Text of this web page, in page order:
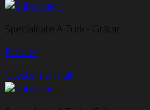
Specialitate A Turk - Grătar
Produs
Citește mai mult